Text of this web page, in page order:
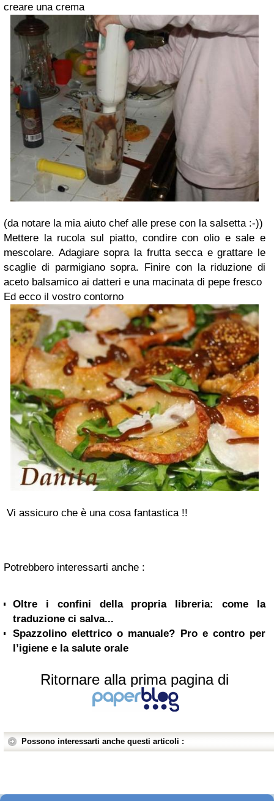
creare una crema
(da notare la mia aiuto chef alle prese con la salsetta :-))
Mettere la rucola sul piatto, condire con olio e sale e
mescolare. Adagiare sopra la frutta secca e grattare le
scaglie di parmigiano sopra. Finire con la riduzione di
aceto balsamico ai datteri e una macinata di pepe fresco
Ed ecco il vostro contorno
Vi assicuro che è una cosa fantastica !!
Potrebbero interessarti anche :
Oltre i confini della propria libreria: come la
traduzione ci salva...
Spazzolino elettrico o manuale? Pro e contro per
l’igiene e la salute orale
Ritornare alla prima pagina di
Possono interessarti anche questi articoli :